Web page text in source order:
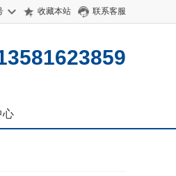
收藏本站 联系客服
心